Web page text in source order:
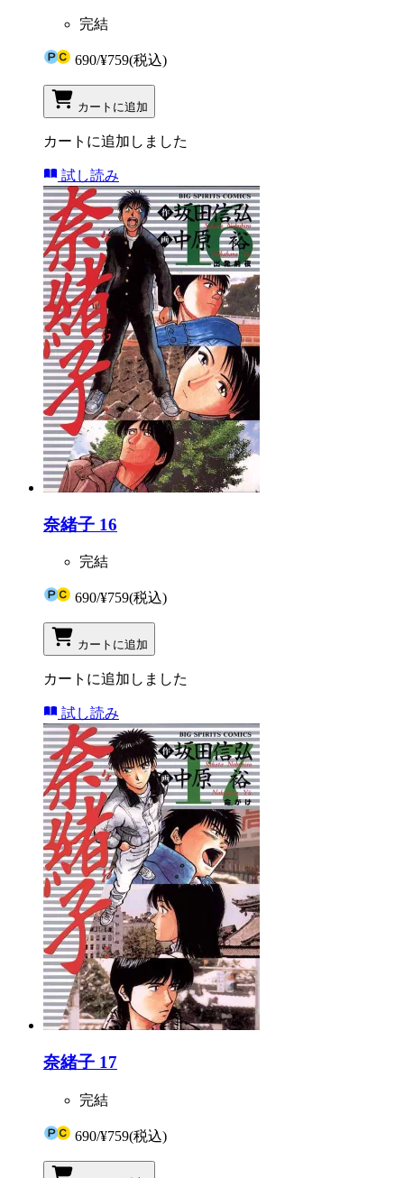
完結
690/¥759(税込)
カートに追加
カートに追加しました
試し読み
奈緒子 16
完結
690/¥759(税込)
カートに追加
カートに追加しました
試し読み
奈緒子 17
完結
690/¥759(税込)